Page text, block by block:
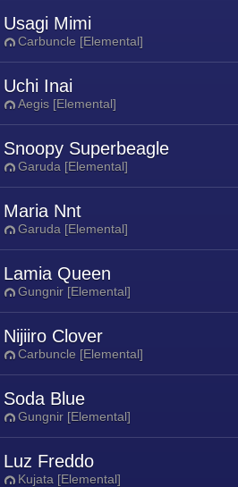
Usagi Mimi
Carbuncle [Elemental]
Uchi Inai
Aegis [Elemental]
Snoopy Superbeagle
Garuda [Elemental]
Maria Nnt
Garuda [Elemental]
Lamia Queen
Gungnir [Elemental]
Nijiiro Clover
Carbuncle [Elemental]
Soda Blue
Gungnir [Elemental]
Luz Freddo
Kujata [Elemental]